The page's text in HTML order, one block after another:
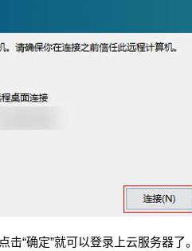
“确定”就可以登录上云服务器了。